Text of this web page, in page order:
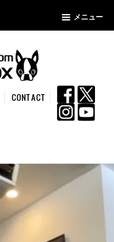
メニュー
CONTACT